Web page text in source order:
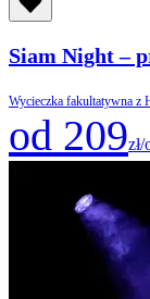
Siam Night –
Wycieczka fakultatywna z
od 209zł/